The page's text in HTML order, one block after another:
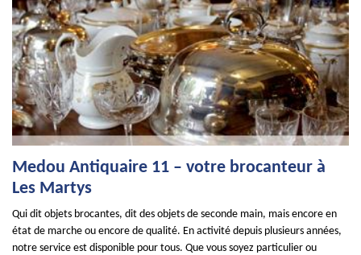
Medou Antiquaire 11 – votre brocanteur à
Les Martys
Qui dit objets brocantes, dit des objets de seconde main, mais encore en
état de marche ou encore de qualité. En activité depuis plusieurs années,
notre service est disponible pour tous. Que vous soyez particulier ou